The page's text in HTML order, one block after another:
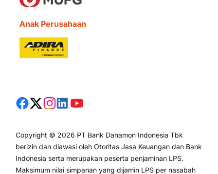
Anak Perusahaan
Copyright © 2026 PT Bank Danamon Indonesia Tbk
berizin dan diawasi oleh Otoritas Jasa Keuangan dan Bank
Indonesia serta merupakan peserta penjaminan LPS.
Maksimum nilai simpanan yang dijamin LPS per nasabah